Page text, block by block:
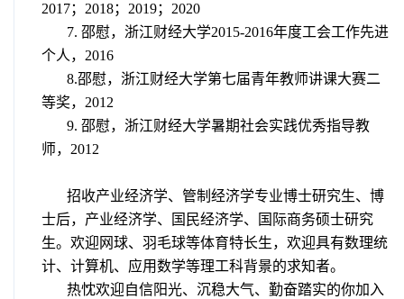
2017； 2018； 2019； 2020
7. 邵慰，浙江财经大学2015-2016年度工会工作先进
个人， 2016
8.邵慰，浙江财经大学第七届青年教师讲课大赛二
等奖， 2012
9. 邵慰，浙江财经大学暑期社会实践优秀指导教
师， 2012
招收产业经济学、管制经济学专业博士研究生、博
士后，产业经济学、国民经济学、国际商务硕士研究
生。欢迎网球、羽毛球等体育特长生，欢迎具有数理统
计、计算机、应用数学等理工科背景的求知者。
热忱欢迎自信阳光、沉稳大气、勤奋踏实的你加入